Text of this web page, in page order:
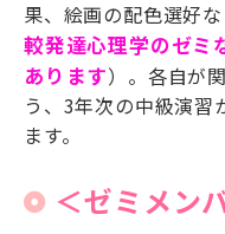
果、絵画の配色選好な
較発達心理学のゼミ
あります）。各自が
う、 3年次の中級演習
ます。
＜ゼミメン